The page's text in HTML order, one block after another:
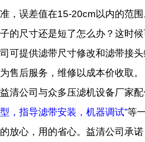
准，误差值在15-20cm以内的范
子的尺寸还是短了怎么办？这时
司可提供滤带尺寸修改和滤带接
为售后服务，维修以成本价收取。
益清公司与众多压滤机设备厂家
型，指导滤带安装，机器调试”等
的放心，用的省心。益清公司承